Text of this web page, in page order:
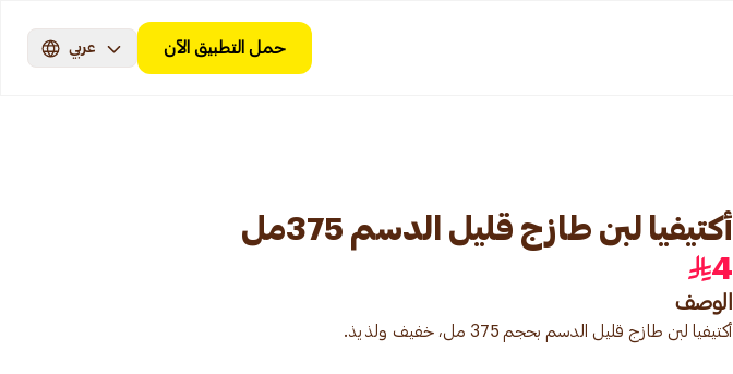
حمل التطبيق الآن عربي
أكتيفيا لبن طازج قليل الدسم 375مل
4
الوصف
أكتيفيا لبن طازج قليل الدسم بحجم 375 مل، خفيف ولذيذ.